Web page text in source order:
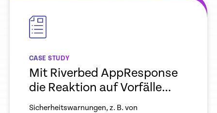
CASE STUDY
Mit Riverbed AppResponse
die Reaktion auf Vorfälle
automatisieren
Sicherheitswarnungen, z. B. von